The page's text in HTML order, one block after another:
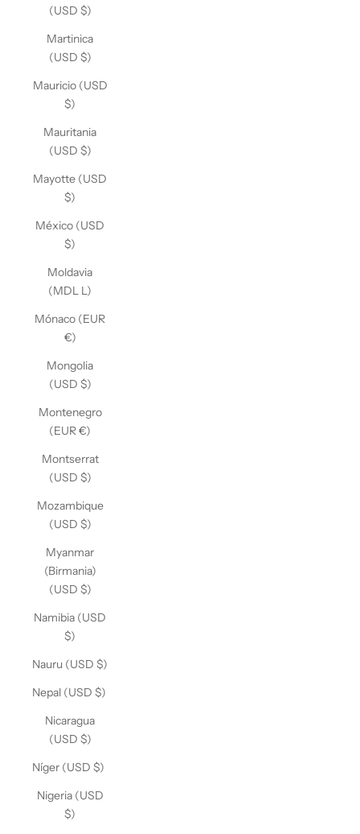
(USD $)
Martinica
(USD $)
Mauricio (USD
$)
Mauritania
(USD $)
Mayotte (USD
$)
México (USD
$)
Moldavia
(MDL L)
Mónaco (EUR
€)
Mongolia
(USD $)
Montenegro
(EUR €)
Montserrat
(USD $)
Mozambique
(USD $)
Myanmar
(Birmania)
(USD $)
Namibia (USD
$)
Nauru (USD $)
Nepal (USD $)
Nicaragua
(USD $)
Níger (USD $)
Nigeria (USD
$)